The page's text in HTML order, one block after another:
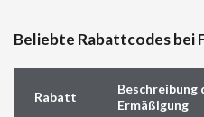
Beliebte Rabattcodes bei
Rabatt
Beschreibung
Ermäßigung